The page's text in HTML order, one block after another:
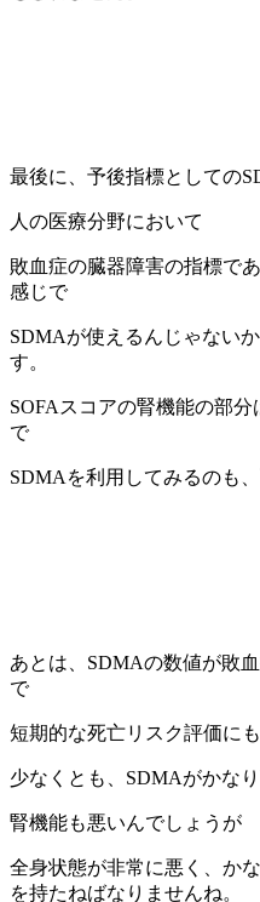
最後に、予後指標としての
人の医療分野において
敗血症の臓器障害の指標で
感じで
SDMAが使えるんじゃない
す。
SOFAスコアの腎機能の部
で
SDMAを利用してみるのも
あとは、SDMAの数値が敗
で
短期的な死亡リスク評価に
少なくとも、SDMAがかな
腎機能も悪いんでしょうが
全身状態が非常に悪く、か
を持たねばなりませんね。